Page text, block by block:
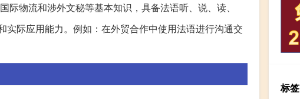
际物流和涉外文秘等基本知识，具备法语听、说、读、
实际应用能力。例如：在外贸合作中使用法语进行沟通交
标签